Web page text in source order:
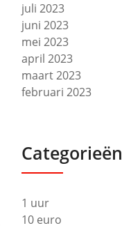
juli 2023
juni 2023
mei 2023
april 2023
maart 2023
februari 2023
Categorieën
1 uur
10 euro